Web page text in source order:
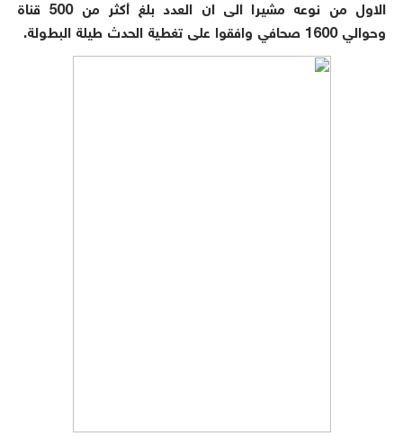
الاول من نوعه مشيرا الى ان العدد بلغ أكثر من 500 قناة
وحوالي 1600 صحافي وافقوا على تغطية الحدث طيلة البطولة.